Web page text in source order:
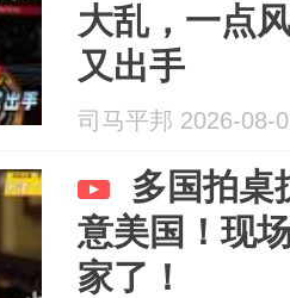
大乱，一点
又出手
司马平邦 2026-08-
多国拍桌
意美国！现
家了！